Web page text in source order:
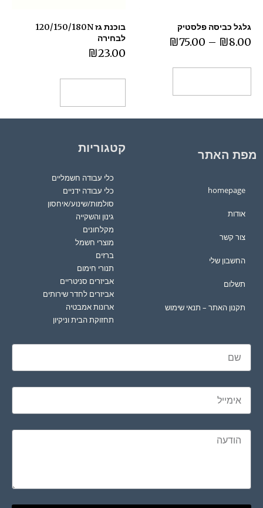
גלגל כביסה פלסטיק
₪8.00
–
₪75.00
בוכנת גז 120/150/180N
לבחירה
₪23.00
מפת האתר
homepage
אודות
צור קשר
החשבון שלי
תשלום
תקנון האתר – תנאי שימוש
קטגוריות
כלי עבודה חשמליים
כלי עבודה ידניים
סולמות/שינוע/איחסון
גינון והשקייה
מקלחונים
מוצרי חשמל
ברזים
תנורי חימום
אביזרים סניטריים
אביזרים לחדר שירותים
ארונות אמבטיה
תחזוקת הבית וניקיון